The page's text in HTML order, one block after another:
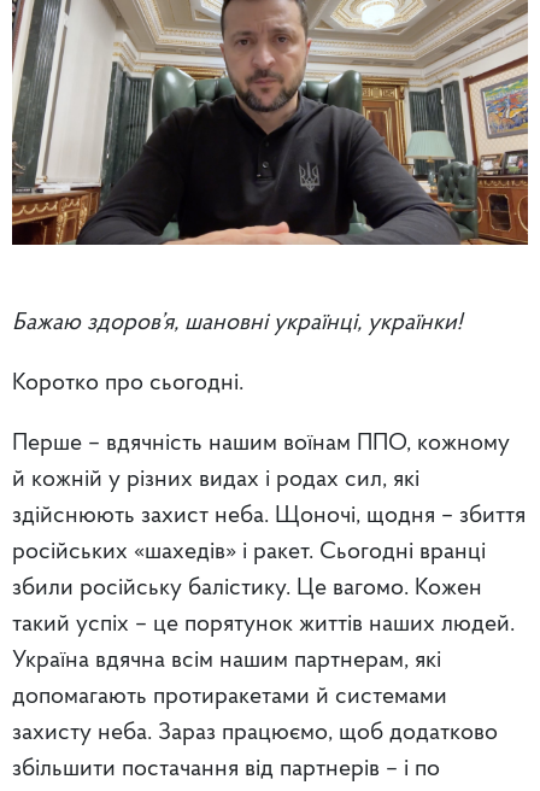
Бажаю здоров’я, шановні українці, українки!
Коротко про сьогодні.
Перше – вдячність нашим воїнам ППО, кожному
й кожній у різних видах і родах сил, які
здійснюють захист неба. Щоночі, щодня – збиття
російських «шахедів» і ракет. Сьогодні вранці
збили російську балістику. Це вагомо. Кожен
такий успіх – це порятунок життів наших людей.
Україна вдячна всім нашим партнерам, які
допомагають протиракетами й системами
захисту неба. Зараз працюємо, щоб додатково
збільшити постачання від партнерів – і по